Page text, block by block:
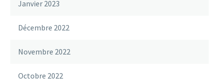
Janvier 2023
Décembre 2022
Novembre 2022
Octobre 2022